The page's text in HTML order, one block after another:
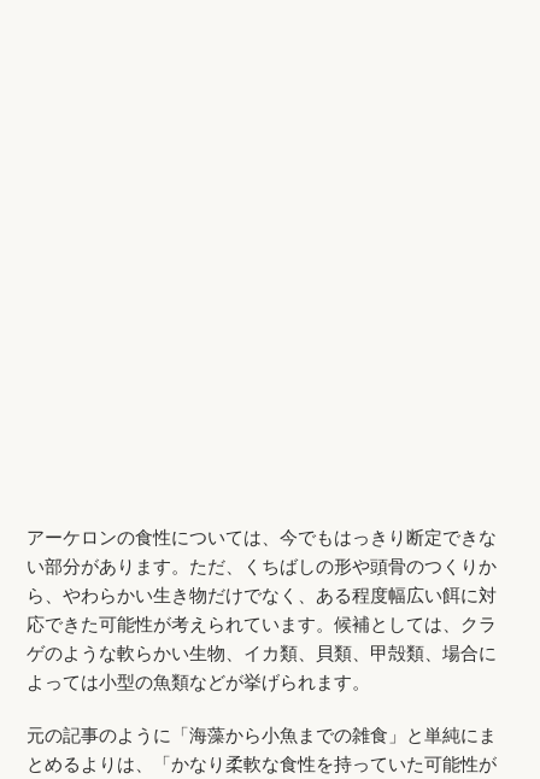
アーケロンの食性については、今でもはっきり断定できな
い部分があります。ただ、くちばしの形や頭骨のつくりか
ら、やわらかい生き物だけでなく、ある程度幅広い餌に対
応できた可能性が考えられています。候補としては、クラ
ゲのような軟らかい生物、イカ類、貝類、甲殻類、場合に
よっては小型の魚類などが挙げられます。
元の記事のように「海藻から小魚までの雑食」と単純にま
とめるよりは、「かなり柔軟な食性を持っていた可能性が